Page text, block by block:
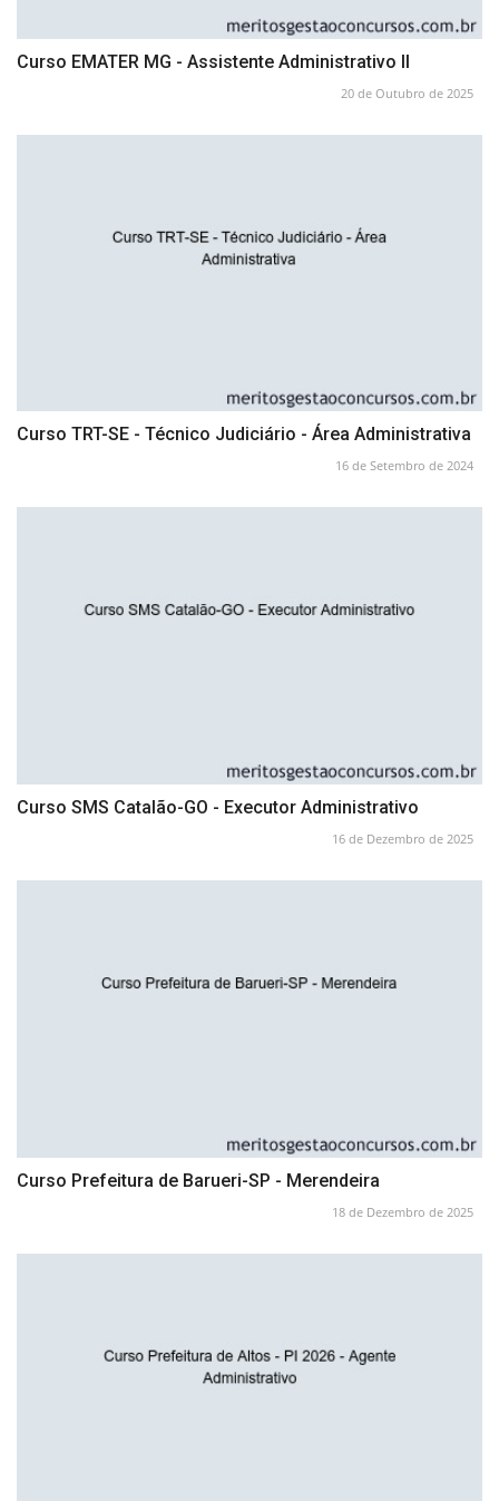
Curso EMATER MG - Assistente Administrativo II
20 de Outubro de 2025
Curso TRT-SE - Técnico Judiciário - Área Administrativa
16 de Setembro de 2024
Curso SMS Catalão-GO - Executor Administrativo
16 de Dezembro de 2025
Curso Prefeitura de Barueri-SP - Merendeira
18 de Dezembro de 2025